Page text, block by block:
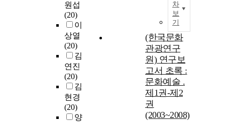
원섭
(20)
이
상열
(20)
김
연진
(20)
김
현경
(20)
양
차
보
기
(한국문화
관광연구
원) 연구보
고서 초록 :
문화예술 .
제1권-제2
권
(2003~2008)